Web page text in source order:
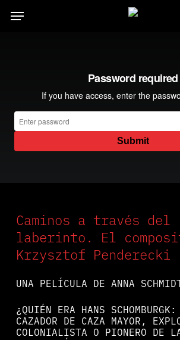
Menú
Caminos a través del
laberinto. El
Krzysztof Penderecki
UNA PELÍCULA DE ANNA
¿QUIÉN ERA HANS SCHOMBURGK:
CAZADOR DE CAZA MAYOR,
COLONIALISTA O PIONERO DE